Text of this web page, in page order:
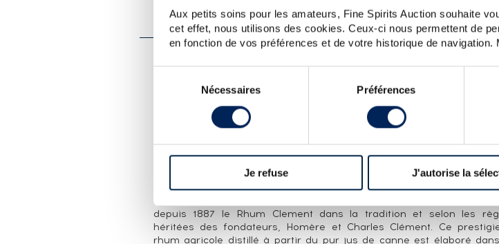
Aux petits soins pour les amateurs, Fine Spirits Auction souhaite
cet effet, nous utilisons des cookies. Ceux-ci nous permettent de
en fonction de vos préférences et de votre historique de navigation.
consentement
Nécessaires Préférences
Je refuse J'autorise la
PRÉSENTATION DU LOT
CLÉMENT 15 YEARS OF. DOMAINE DE L'ACAJOU VIEILLI
LA CUVÉE
Un Rhum Clément 15 ans, Domaine de L’’Acajou, embouteillé dans
véritable distillerie d’’Homère Clément fondée en 1887, avant que
alambics ne soient transférés à la distillerie Le Simon en 1989.
À la Martinique, le terme d' « habitation » désigne un domaine
avec ses plantations, sa maison et ses bâtiments d'exploitation.
au cœur des plantations de cannes à sucre, l'Habitation Clément
depuis 1887 le Rhum Clement dans la tradition et selon les
héritées des fondateurs, Homère et Charles Clément. Ce
rhum agricole distillé à partir du pur jus de canne est élaboré